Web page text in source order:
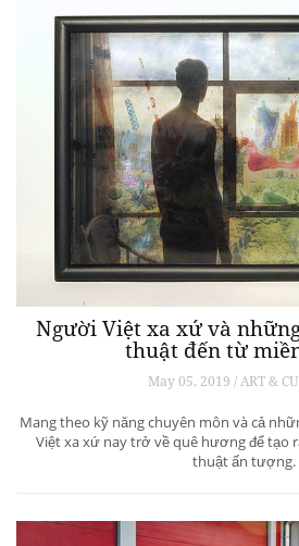
Người Việt xa xứ và
thuật đến từ
May 05, 2019 / ART &
Mang theo kỹ năng chuyên môn và cả
Việt xa xứ nay trở về quê hương để tạo
thuật ấn tượng.